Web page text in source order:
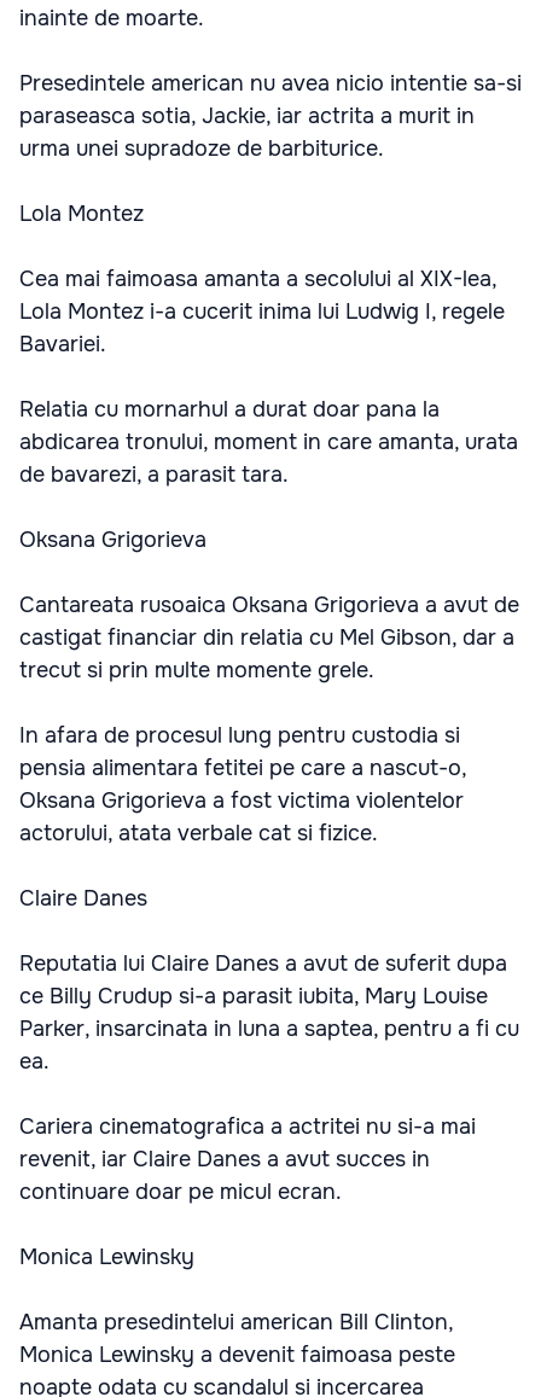
inainte de moarte.
Presedintele american nu avea nicio intentie sa-si
paraseasca sotia, Jackie, iar actrita a murit in
urma unei supradoze de barbiturice.
Lola Montez
Cea mai faimoasa amanta a secolului al XIX-lea,
Lola Montez i-a cucerit inima lui Ludwig I, regele
Bavariei.
Relatia cu mornarhul a durat doar pana la
abdicarea tronului, moment in care amanta, urata
de bavarezi, a parasit tara.
Oksana Grigorieva
Cantareata rusoaica Oksana Grigorieva a avut de
castigat financiar din relatia cu Mel Gibson, dar a
trecut si prin multe momente grele.
In afara de procesul lung pentru custodia si
pensia alimentara fetitei pe care a nascut-o,
Oksana Grigorieva a fost victima violentelor
actorului, atata verbale cat si fizice.
Claire Danes
Reputatia lui Claire Danes a avut de suferit dupa
ce Billy Crudup si-a parasit iubita, Mary Louise
Parker, insarcinata in luna a saptea, pentru a fi cu
ea.
Cariera cinematografica a actritei nu si-a mai
revenit, iar Claire Danes a avut succes in
continuare doar pe micul ecran.
Monica Lewinsky
Amanta presedintelui american Bill Clinton,
Monica Lewinsky a devenit faimoasa peste
noapte odata cu scandalul si incercarea